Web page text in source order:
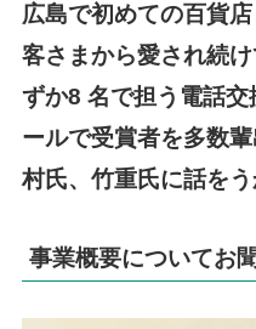
広島で初めての百貨
客さまから愛され続
ずか8 名で担う電話
ールで受賞者を多数
村氏、竹重氏に話をう
事業概要についてお